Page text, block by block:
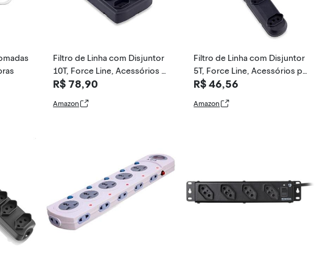
Filtro de Linha com Disjuntor
10T, Force Line, Acessórios p
ara Computador, Preto
R$ 78,90
Amazon
Filtro de Linha com Disjuntor
5T, Force Line, Acessórios par
a Computador, Preto
R$ 46,56
Amazon